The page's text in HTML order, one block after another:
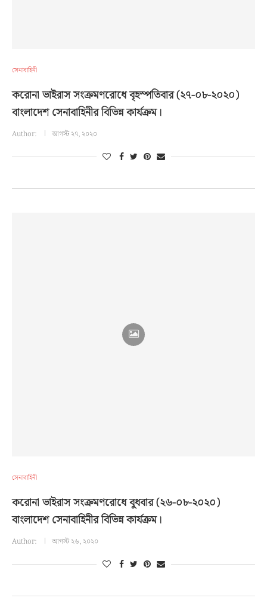
সেনাবাহিনী
করোনা ভাইরাস সংক্রমণরোধে বৃহস্পতিবার (২৭-০৮-২০২০)
বাংলাদেশ সেনাবাহিনীর বিভিন্ন কার্যক্রম।
Author: আগস্ট ২৭, ২০২০
সেনাবাহিনী
করোনা ভাইরাস সংক্রমণরোধে বুধবার (২৬-০৮-২০২০)
বাংলাদেশ সেনাবাহিনীর বিভিন্ন কার্যক্রম।
Author: আগস্ট ২৬, ২০২০